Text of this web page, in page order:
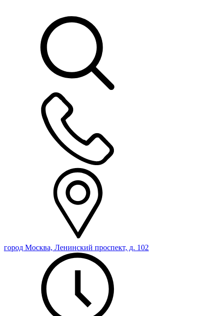
город Москва, Ленинский проспект, д. 102